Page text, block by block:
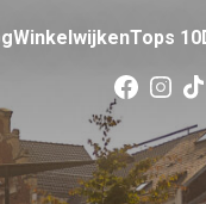
WinkelwijkenTops 10